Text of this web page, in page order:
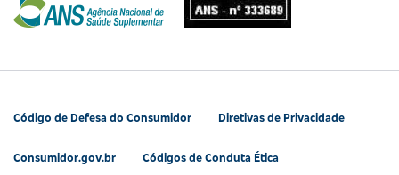
Código de Defesa do Consumidor Diretivas de Privacidade
Consumidor.gov.br Códigos de Conduta Ética